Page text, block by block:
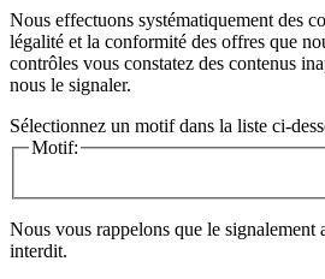
Nous effectuons systématiquement des
légalité et la conformité des offres que
contrôles vous constatez des contenus
nous le signaler.
Sélectionnez un motif dans la liste ci-
Motif:
Nous vous rappelons que le signalement
interdit.